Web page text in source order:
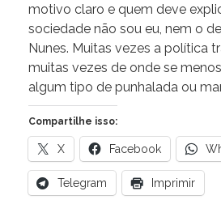
motivo claro e quem deve
sociedade não sou eu, nem o
Nunes. Muitas vezes a política
muitas vezes de onde se
algum tipo de punhalada ou
Compartilhe isso:
X Facebook
Telegram Imprimir